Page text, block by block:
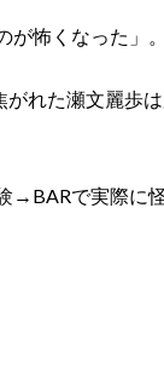
怖くなった」。
がれた瀬文麗歩
→BARで実際に